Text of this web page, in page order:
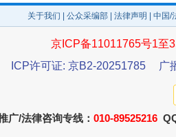
关于我们 公众采编部 法律声明 | 中国
京ICP备11011765号1至
ICP许可证: 京B2-20251785
广
广/法律咨询专线： 010-89525216